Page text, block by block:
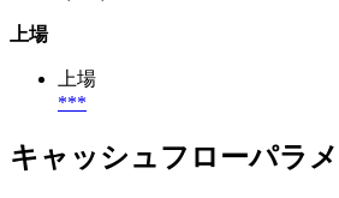
上場
上場
***
キャッシュフローパラ